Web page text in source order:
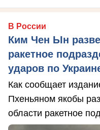
В России
Ким Чен Ын
ракетное
ударов по
Как сообщает
Пхеньяном якобы
области ракетное